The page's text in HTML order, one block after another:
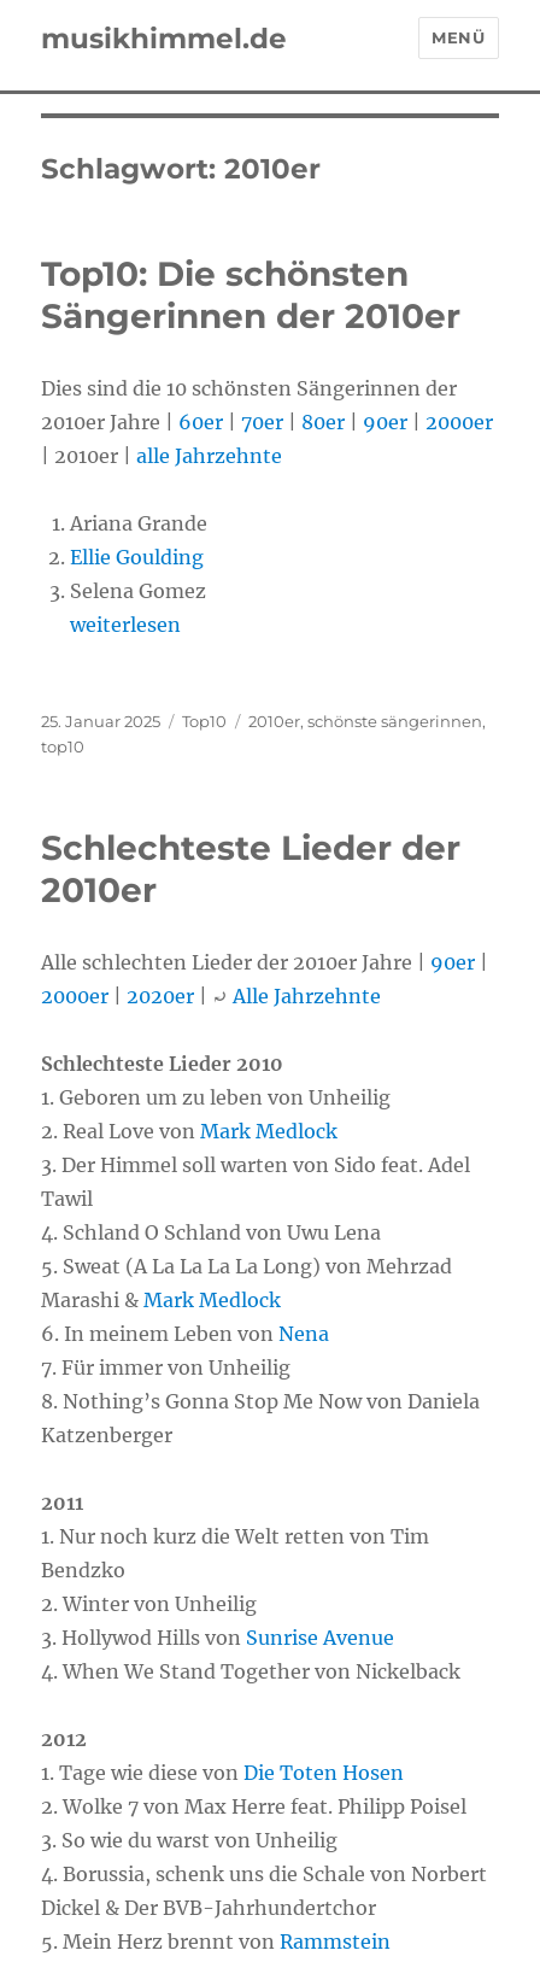
musikhimmel.de MENÜ
Schlagwort:2010er
Top10: Die schönsten
Sängerinnen der 2010er
Dies sind die 10 schönsten Sängerinnen der
2010er Jahre | 60er |70er 80er 90er |2000er
| 2010er |alle Jahrzehnte
Ariana Grande
Ellie Goulding
Selena Gomez
„Top10: Die schönsten Sängerinnen der 2010er“
weiterlesen
Veröffentlicht
am
25. Januar 2025 Kategorien
Top10 Schlagwörter
2010er,schönste sängerinnen,
top10
Schlechteste Lieder der
2010er
Alle schlechten Lieder der 2010er Jahre | 90er
2000er |2020er | ⤾Alle Jahrzehnte
Schlechteste Lieder 2010
1. Geboren um zu leben von Unheilig
2. Real Love vonMark Medlock
3. Der Himmel soll warten von Sido feat. Adel
Tawil
4. Schland O Schland von Uwu Lena
5. Sweat (A La La La La Long) von Mehrzad
Marashi &Mark Medlock
6. In meinem Leben vonNena
7. Für immer von Unheilig
8. Nothing’s Gonna Stop Me Now von Daniela
Katzenberger
2011
1. Nur noch kurz die Welt retten von Tim
Bendzko
2. Winter von Unheilig
3. Hollywod Hills von Sunrise Avenue
4. When We Stand Together von Nickelback
2012
1. Tage wie diese vonDie Toten Hosen
2. Wolke 7 von Max Herre feat. Philipp Poisel
3. So wie du warst von Unheilig
4. Borussia, schenk uns die Schale von Norbert
Dickel & Der BVB-Jahrhundertchor
5. Mein Herz brennt vonRammstein